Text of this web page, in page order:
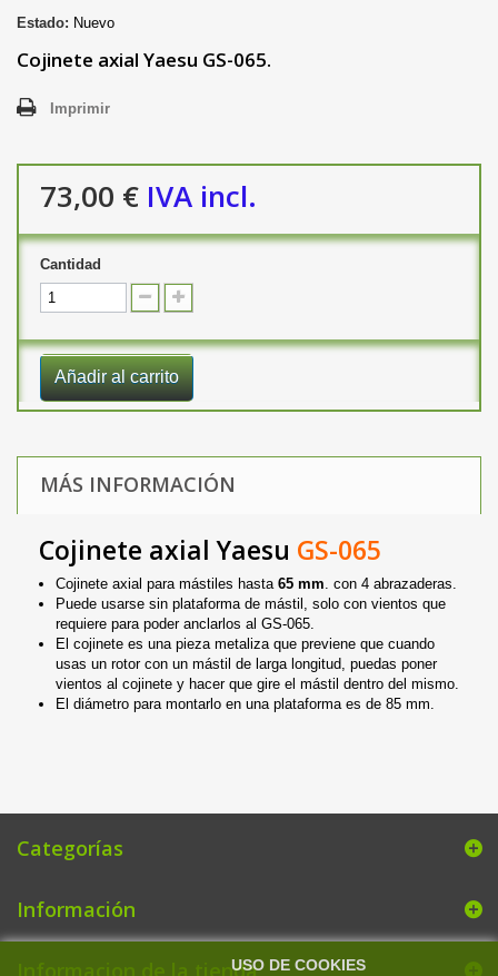
Estado: Nuevo
Cojinete axial Yaesu GS-065.
Imprimir
73,00 € IVA incl.
Cantidad
Añadir al carrito
MÁS INFORMACIÓN
Cojinete axial Yaesu GS-065
Cojinete axial para mástiles hasta 65 mm. con 4 abrazaderas.
Puede usarse sin plataforma de mástil, solo con vientos que
requiere para poder anclarlos al GS-065.
El cojinete es una pieza metaliza que previene que cuando
usas un rotor con un mástil de larga longitud, puedas poner
vientos al cojinete y hacer que gire el mástil dentro del mismo.
El diámetro para montarlo en una plataforma es de 85 mm.
Categorías
Información
Informacion de la tiendaUSO DE COOKIES